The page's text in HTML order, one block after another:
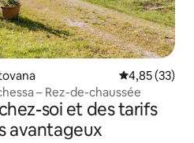
Évaluation
4,85 (33)
– Rez-de-chaussée
soi et des tarifs
avantageux